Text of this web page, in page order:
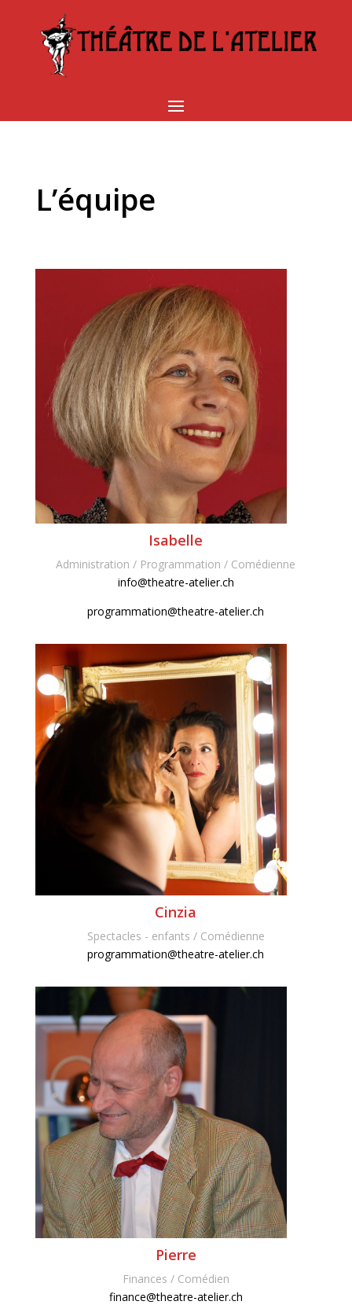
L’équipe
Isabelle
Administration / Programmation / Comédienne
info@theatre-atelier.ch
programmation@theatre-atelier.ch
Cinzia
Spectacles - enfants / Comédienne
programmation@theatre-atelier.ch
Pierre
Finances / Comédien
finance@theatre-atelier.ch